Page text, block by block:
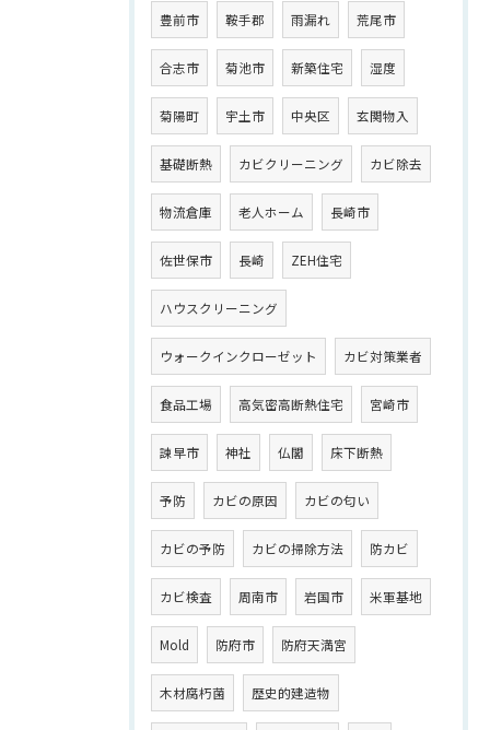
豊前市 鞍手郡 雨漏れ 荒尾市
合志市 菊池市 新築住宅 湿度
菊陽町 宇土市 中央区 玄関物入
基礎断熱 カビクリーニング カビ除去
物流倉庫 老人ホーム 長崎市
佐世保市 長崎 ZEH住宅
ハウスクリーニング
ウォークインクローゼット カビ対策業者
食品工場 高気密高断熱住宅 宮崎市
諫早市 神社 仏閣 床下断熱
予防 カビの原因 カビの匂い
カビの予防 カビの掃除方法 防カビ
カビ検査 周南市 岩国市 米軍基地
Mold 防府市 防府天満宮
木材腐朽菌 歴史的建造物